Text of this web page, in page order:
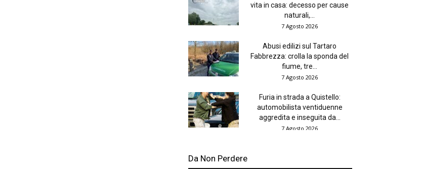
vita in casa: decesso per cause
naturali,...
7 Agosto 2026
Abusi edilizi sul Tartaro
Fabbrezza: crolla la sponda del
fiume, tre...
7 Agosto 2026
Furia in strada a Quistello:
automobilista ventiduenne
aggredita e inseguita da...
7 Agosto 2026
Da Non Perdere